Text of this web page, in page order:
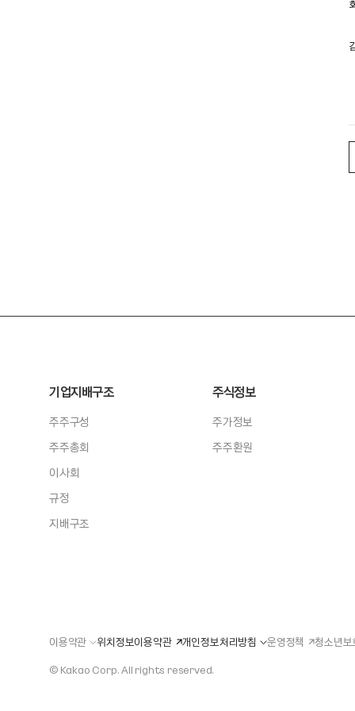
기업지배구조
주주구성
주주총회
이사회
규정
지배구조
주식정보
주가정보
주주환원
이용약관 위치정보이용약관 개인정보처리방침 운영정책
청소년
© Kakao Corp.All rights reserved.